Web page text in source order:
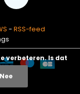
- RSS-feed
verbeteren. Is dat
Nee